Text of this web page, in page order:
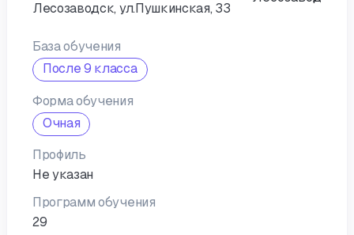
Лесозаводск, ул.Пушкинская, 33
База обучения
После 9 класса
Форма обучения
Очная
Профиль
Не указан
Программ обучения
29